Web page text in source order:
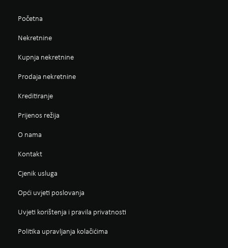
Početna
Nekretnine
Kupnja nekretnine
Prodaja nekretnine
Kreditiranje
Prijenos režija
O nama
Kontakt
Cjenik usluga
Opći uvjeti poslovanja
Uvjeti korištenja i pravila privatnosti
Politika upravljanja kolačićima